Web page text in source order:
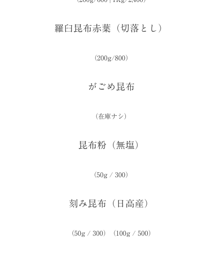
羅臼昆布赤葉（切落とし）
（200g/800）
がごめ昆布
（在庫ナシ）
昆布粉（無塩）
（50g / 300）
刻み昆布（日高産）
（50g / 300）（100g / 500）